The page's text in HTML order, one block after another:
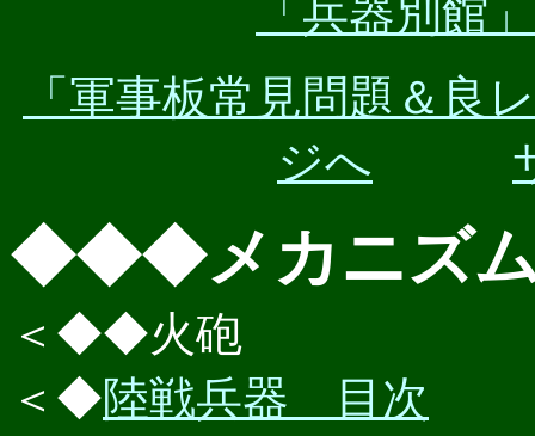
「兵器別館
「軍事板常見問題＆良
ジへ
◆◆◆メカニズ
＜◆◆火砲
＜◆陸戦兵器 目次